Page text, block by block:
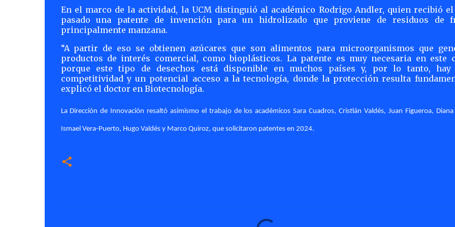
En el marco de la actividad, la UCM distinguió al académico Rodrigo Andler, quien recibió
pasado una patente de invención para un hidrolizado que proviene de residuos de
principalmente manzana.
“A partir de eso se obtienen azúcares que son alimentos para microorganismos que
productos de interés comercial, como bioplásticos. La patente es muy necesaria en este
porque este tipo de desechos está disponible en muchos países y, por lo tanto, hay
competitividad y un potencial acceso a la tecnología, donde la protección resulta
explicó el doctor en Biotecnología.
La Dirección de Innovación resaltó asimismo el trabajo de los académicos Sara Cuadros, Cristián Valdés, Juan Figueroa,
Ismael Vera-Puerto, Hugo Valdés y Marco Quiroz, que solicitaron patentes en 2024.